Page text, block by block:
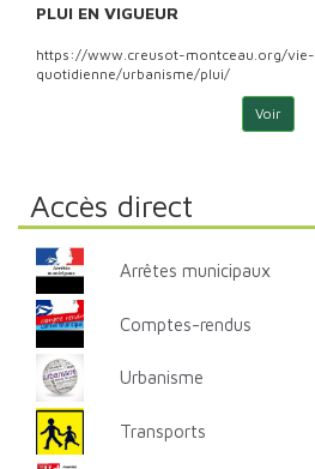
PLUI EN VIGUEUR
https://www.creusot-montceau.org/vie-
quotidienne/urbanisme/plui/
Voir
Accès direct
Arrêtes municipaux
Comptes-rendus
Urbanisme
Transports